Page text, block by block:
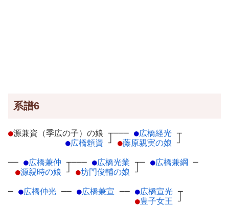
系譜6
●源兼資（季広の子）の娘 ┬
●広橋頼資 ┘
─── ●広橋経光 ┬
●藤原親実の娘 ┘
── ●広橋兼仲 ┬
●源親時の娘 ┘
─── ●広橋光業 ┬
●坊門俊輔の娘 ┘
─ ●広橋兼綱 ─
─ ●広橋仲光 ── ●広橋兼宣 ── ●広橋宣光 ┬
●豊子女王 ┘